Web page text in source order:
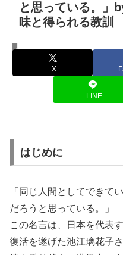
と思っている。」
味と得られる教訓
名言・格言
X
LINE
はじめに
「同じ人間としてできて
だろうと思っている。」
この名言は、日本を代表
復活を遂げた池江璃花子